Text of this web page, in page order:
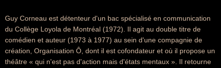
Guy Corneau est détenteur d'un bac spécialisé en communication
du Collège Loyola de Montréal (1972). Il agit au double titre de
comédien et auteur (1973 à 1977) au sein d'une compagnie de
création, Organisation Ô, dont il est cofondateur et où il propose un
théâtre « qui n'est pas d'action mais d'états mentaux ». Il retourne